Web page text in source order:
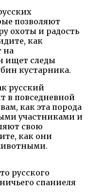
позволяют
охоты и радость
как
на
ищет следы
кустарника.
русский
в повседневной
как эта порода
участниками и
свою
как они